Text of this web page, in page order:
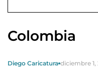
Colombia
Diego Caricatura diciembre 1,